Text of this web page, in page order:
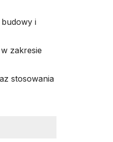
i
zakresie
stosowania